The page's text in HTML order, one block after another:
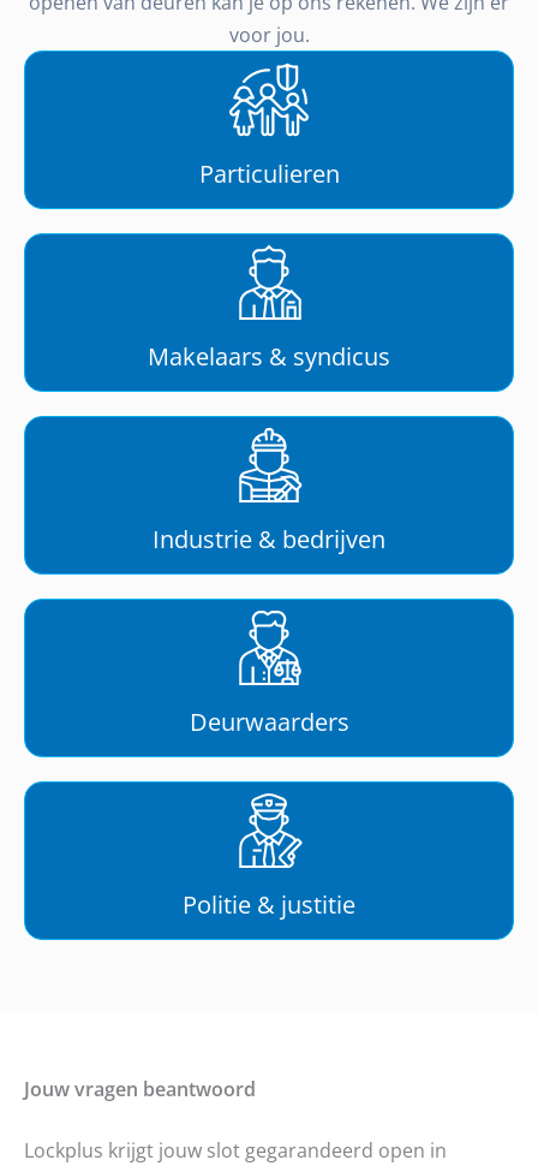
voor jou.
Particulieren
Makelaars & syndicus
Industrie & bedrijven
Deurwaarders
Politie & justitie
Jouw vragen beantwoord
Lockplus krijgt jouw slot gegarandeerd open in